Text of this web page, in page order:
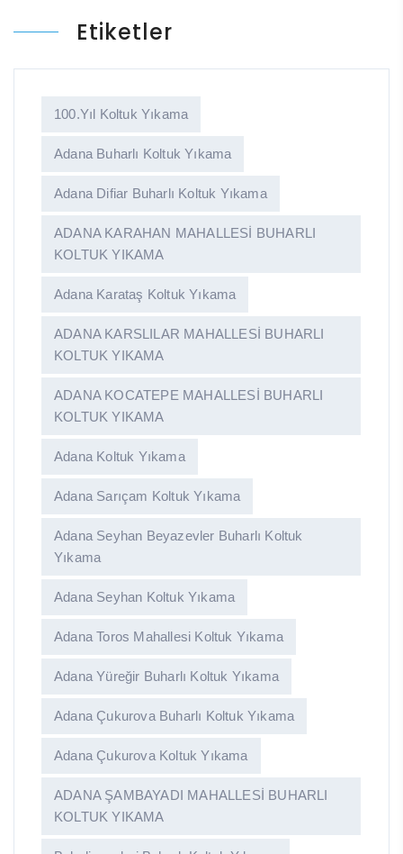
Etiketler
100.yıl Koltuk Yıkama
Adana Buharlı Koltuk Yıkama
Adana Difiar Buharlı Koltuk Yıkama
ADANA KARAHAN MAHALLESİ BUHARLI
KOLTUK YIKAMA
Adana Karataş Koltuk Yıkama
ADANA KARSLILAR MAHALLESİ BUHARLI
KOLTUK YIKAMA
ADANA KOCATEPE MAHALLESİ BUHARLI
KOLTUK YIKAMA
Adana Koltuk Yıkama
Adana Sarıçam Koltuk Yıkama
Adana Seyhan Beyazevler Buharlı Koltuk
Yıkama
Adana Seyhan Koltuk Yıkama
Adana Toros Mahallesi Koltuk Yıkama
Adana Yüreğir Buharlı Koltuk Yıkama
Adana Çukurova Buharlı Koltuk Yıkama
Adana Çukurova Koltuk Yıkama
ADANA ŞAMBAYADI MAHALLESİ BUHARLI
KOLTUK YIKAMA